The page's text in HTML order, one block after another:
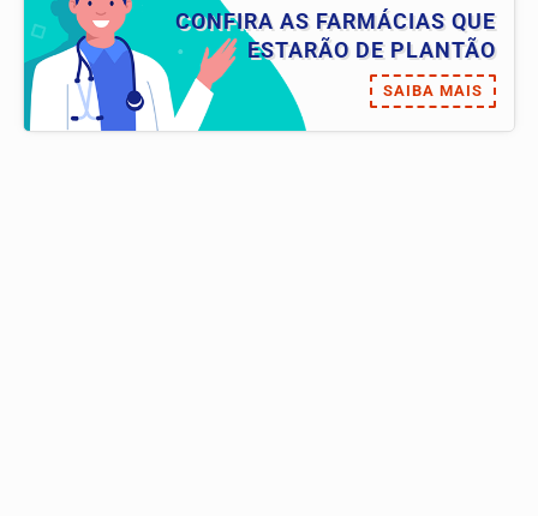
CONFIRA AS FARMÁCIAS QUE
ESTARÃO DE PLANTÃO
SAIBA MAIS